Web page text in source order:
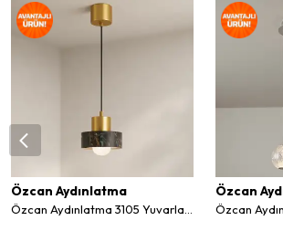
Özcan Aydınlatma Özcan